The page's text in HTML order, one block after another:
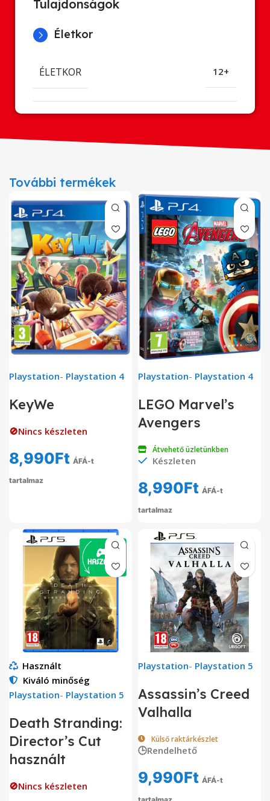
Tulajdonságok
Életkor
ÉLETKOR 12+
További termékek
Playstation- Playstation 4
KeyWe
🚫Nincs készleten
8,990Ft ÁFÁ-t
tartalmaz
Playstation- Playstation 4
LEGO Marvel’s
Avengers
Átvehető üzletünkben
Készleten
8,990Ft ÁFÁ-t
tartalmaz
Használt
Kiváló minőség
Playstation- Playstation 5
Death Stranding:
Director’s Cut
használt
🚫Nincs készleten
Playstation- Playstation 5
Assassin’s Creed
Valhalla
Külső raktárkészlet
🕒Rendelhető
9,990Ft ÁFÁ-t